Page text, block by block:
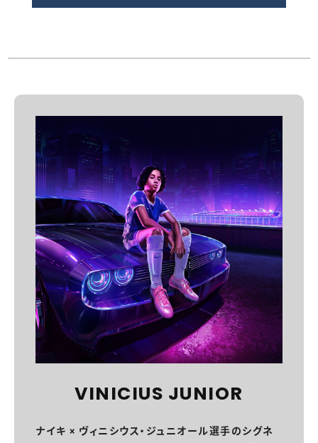
VINICIUS JUNIOR
ナイキ × ヴィニシウス・ジュニオール選手のシグネ